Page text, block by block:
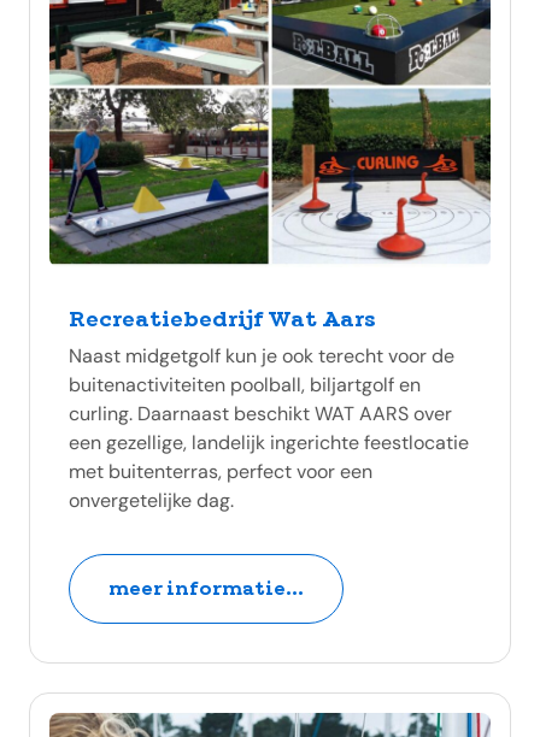
Recreatiebedrijf Wat Aars
Naast midgetgolf kun je ook terecht voor de
buitenactiviteiten poolball, biljartgolf en
curling. Daarnaast beschikt WAT AARS over
een gezellige, landelijk ingerichte feestlocatie
met buitenterras, perfect voor een
onvergetelijke dag.
meer informatie...